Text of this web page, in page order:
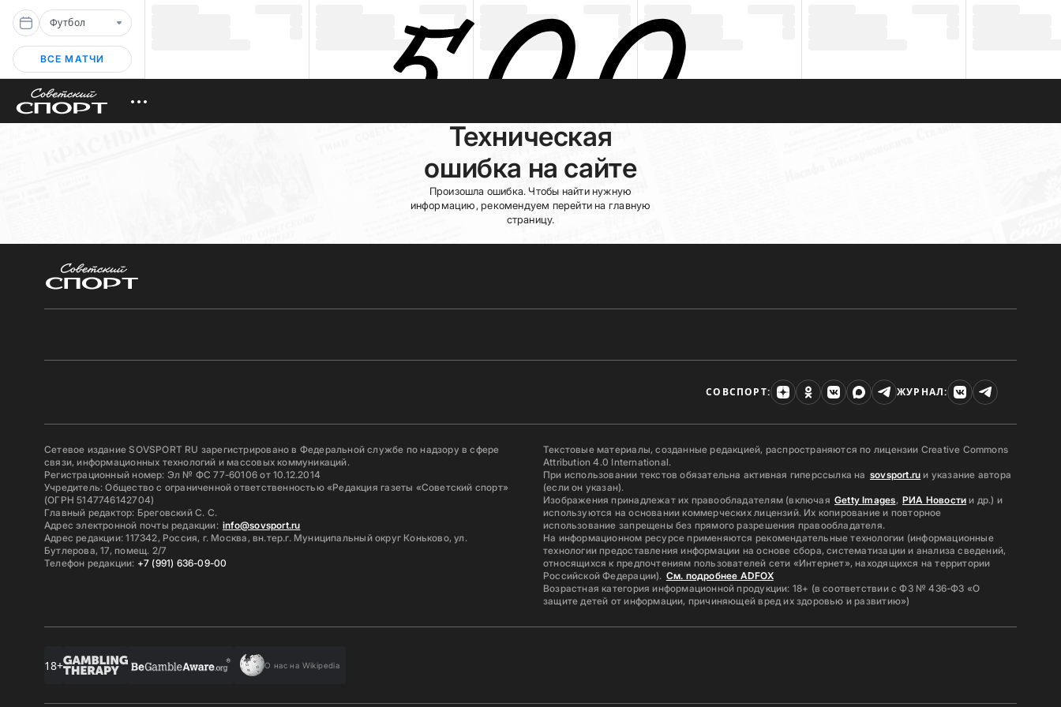
Футбол
ВСЕ МАТЧИ
Техническая
ошибка на сайте
Произошла ошибка. Чтобы найти нужную
информацию, рекомендуем перейти на главную
страницу.
СОВСПОРТ: ЖУРНАЛ:
Сетевое издание SOVSPORT RU зарегистрировано в Федеральной службе по надзору в сфере
связи, информационных технологий и массовых коммуникаций.
Регистрационный номер: Эл № ФС 77-60106 от 10.12.2014
Учредитель: Общество с ограниченной ответственностью «Редакция газеты «Советский спорт»
(ОГРН 5147746142704)
Главный редактор: Бреговский С. С.
Адрес электронной почты редакции: info@sovsport.ru
Адрес редакции: 117342, Россия, г. Москва, вн.тер.г. Муниципальный округ Коньково, ул.
Бутлерова, 17, помещ. 2/7
Телефон редакции: +7 (991) 636-09-00
Текстовые материалы, созданные редакцией, распространяются по лицензии Creative Commons
Attribution 4.0 International.
При использовании текстов обязательна активная гиперссылка на sovsport.ru и указание автора
(если он указан).
Изображения принадлежат их правообладателям (включая Getty Images, РИА Новости и др.) и
используются на основании коммерческих лицензий. Их копирование и повторное
использование запрещены без прямого разрешения правообладателя.
На информационном ресурсе применяются рекомендательные технологии (информационные
технологии предоставления информации на основе сбора, систематизации и анализа сведений,
относящихся к предпочтениям пользователей сети «Интернет», находящихся на территории
Российской Федерации). См. подробнее ADFOX
Возрастная категория информационной продукции: 18+ (в соответствии с ФЗ № 436-ФЗ «О
защите детей от информации, причиняющей вред их здоровью и развитию»)
18+ О нас на Wikipedia